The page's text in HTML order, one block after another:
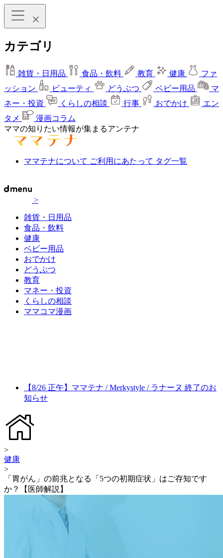
カテゴリ
雑貨・日用品 食品・飲料 教育 健康
ファ
ッション
ビューティ どうぶつ ベビー用品
マ
ネー・投資
くらしの相談 行事 おでかけ
エン
タメ
漫画コラム
ママの知りたい情報が集まるアンテナ
ママテナについて ご利用にあたって タグ一覧
>
雑貨・日用品
食品・飲料
健康
ベビー用品
おでかけ
どうぶつ
教育
マネー・投資
くらしの相談
ママコマ漫画
【8/26 正午】ママテナ / Merkystyle / ラナーヌ 終了のお
知らせ
>
健康
>
「胃がん」の前兆となる「5つの初期症状」はご存知です
か？【医師解説】